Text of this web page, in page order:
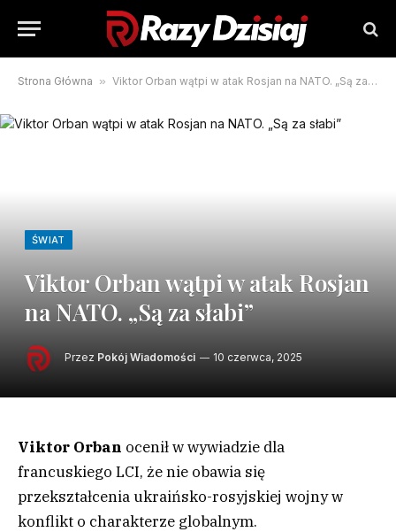
Strona Główna » Viktor Orban wątpi w atak Rosjan na NATO. „Są za słabi”
ŚWIAT
Viktor Orban wątpi w atak Rosjan
na NATO. „Są za słabi”
Przez Pokój Wiadomości 10 czerwca, 2025
Viktor Orban ocenił w wywiadzie dla
francuskiego LCI, że nie obawia się
przekształcenia ukraińsko-rosyjskiej wojny w
konflikt o charakterze globalnym.